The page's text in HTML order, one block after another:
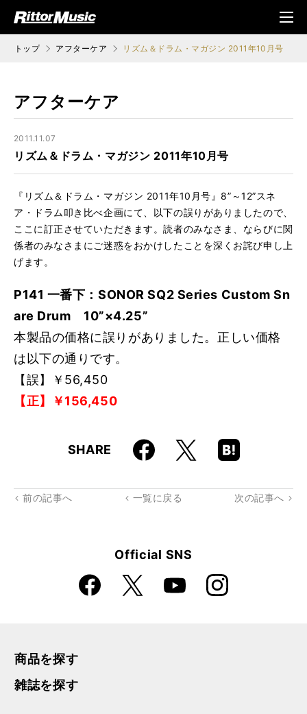
ジック (Rittor Musi
メニ
ュ
トップ アフターケア リズム＆ドラム・マガジン 2011年10月号
アフターケア
2011.11.07
リズム＆ドラム・マガジン 2011年10月号
『リズム＆ドラム・マガジン 2011年10月号』8”～12”スネ
ア・ドラム叩き比べ企画にて、以下の誤りがありましたので、
ここに訂正させていただきます。読者のみなさま、ならびに関
係者のみなさまにご迷惑をおかけしたことを深くお詫び申し上
げます。
P141 一番下：SONOR SQ2 Series Custom Sn
are Drum 10”×4.25”
本製品の価格に誤りがありました。正しい価格
は以下の通りです。
【誤】￥56,450
【正】￥156,450
SHARE Faceboo
k
X
Hatena
Boo
rk
前の記事へ 一覧に戻る 次の記事へ
Official SNS
Faceboo
k
X YouTube Instagra
m
商品を探す
雑誌を探す